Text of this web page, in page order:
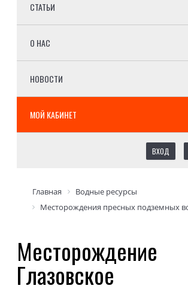
СТАТЬИ
О НАС
НОВОСТИ
МОЙ КАБИНЕТ
ВХОД
Главная
Водные ресурсы
Месторождения пресных подземных
Месторождение
Глазовское